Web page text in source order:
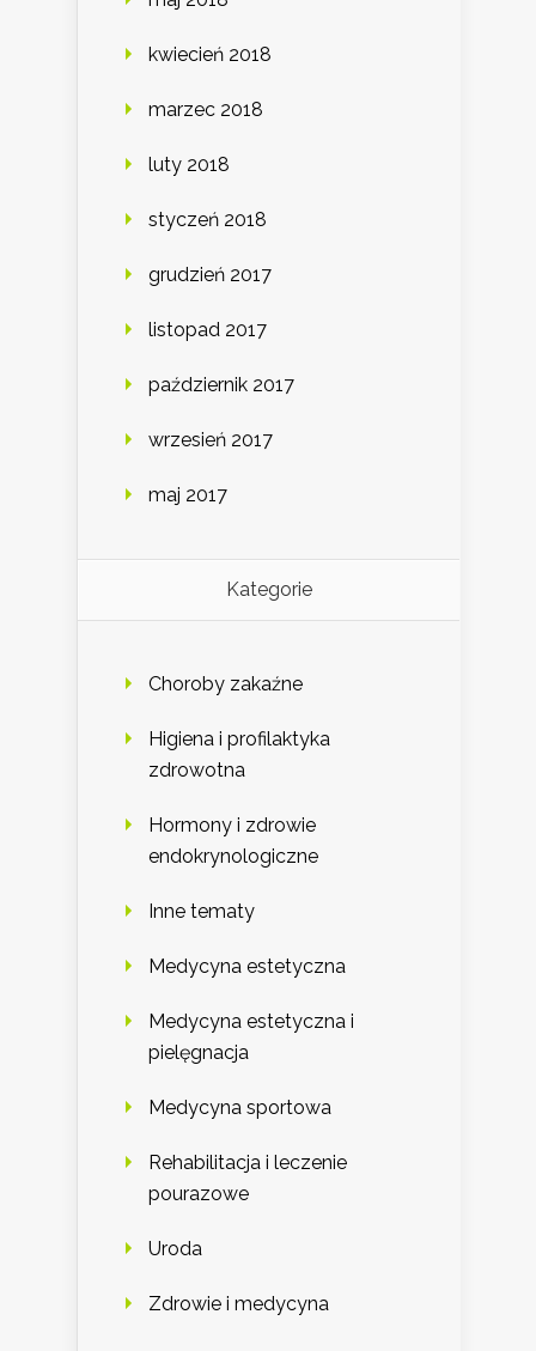
kwiecień 2018
marzec 2018
luty 2018
styczeń 2018
grudzień 2017
listopad 2017
październik 2017
wrzesień 2017
maj 2017
Kategorie
Choroby zakaźne
Higiena i profilaktyka
zdrowotna
Hormony i zdrowie
endokrynologiczne
Inne tematy
Medycyna estetyczna
Medycyna estetyczna i
pielęgnacja
Medycyna sportowa
Rehabilitacja i leczenie
pourazowe
Uroda
Zdrowie i medycyna